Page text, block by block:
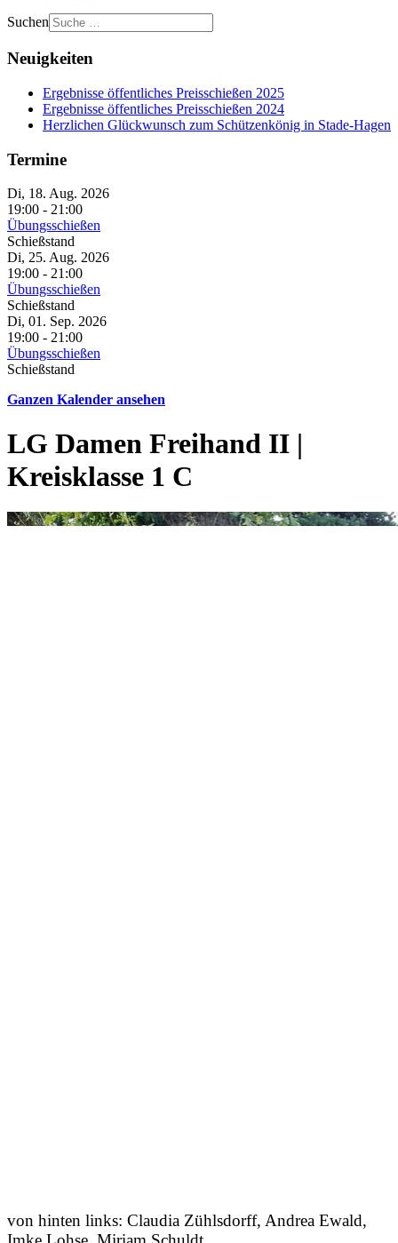
Suchen
Neuigkeiten
Ergebnisse öffentliches Preisschießen 2025
Ergebnisse öffentliches Preisschießen 2024
Herzlichen Glückwunsch zum Schützenkönig in Stade-Hagen
Termine
Di, 18. Aug. 2026
19:00 - 21:00
Übungsschießen
Schießstand
Di, 25. Aug. 2026
19:00 - 21:00
Übungsschießen
Schießstand
Di, 01. Sep. 2026
19:00 - 21:00
Übungsschießen
Schießstand
Ganzen Kalender ansehen
LG Damen Freihand II |
Kreisklasse 1 C
von hinten links: Claudia Zühlsdorff, Andrea Ewald,